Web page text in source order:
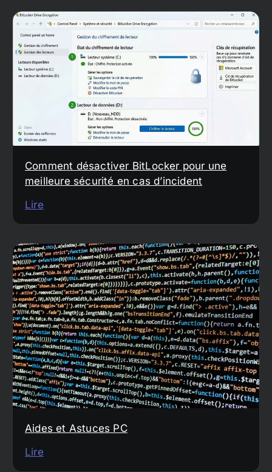
Comment désactiver BitLocker pour une
meilleure sécurité en cas d’incident
Lire
Aides et Astuces PC
Lire